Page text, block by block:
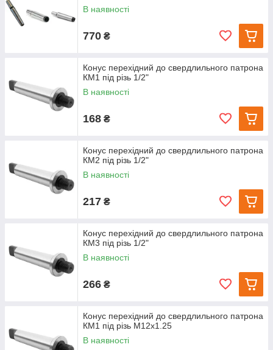
В наявності
770 ₴
Конус перехідний до свердлильного патрона
КМ1 під різь 1/2"
В наявності
168 ₴
Конус перехідний до свердлильного патрона
КМ2 під різь 1/2"
В наявності
217 ₴
Конус перехідний до свердлильного патрона
КМ3 під різь 1/2"
В наявності
266 ₴
Конус перехідний до свердлильного патрона
КМ1 під різь М12х1.25
В наявності